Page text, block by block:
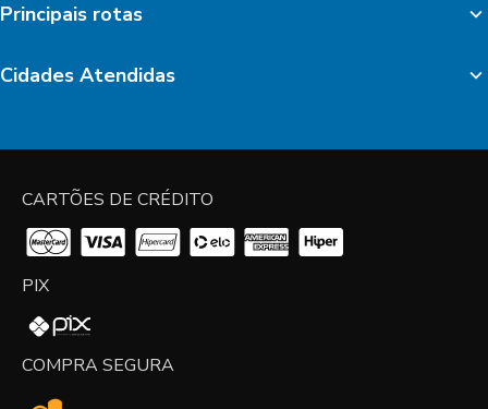
Principais rotas
Cidades Atendidas
CARTÕES DE CRÉDITO
PIX
COMPRA SEGURA